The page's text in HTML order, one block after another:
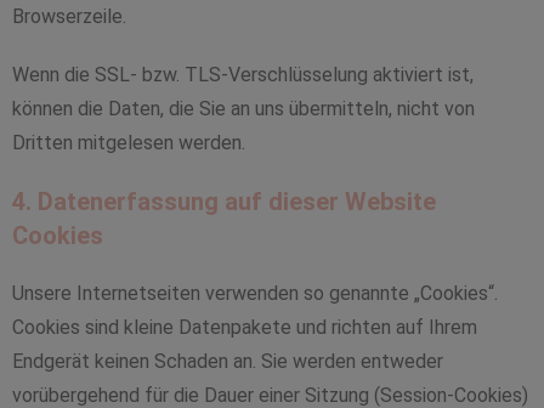
Browserzeile.
Wenn die SSL- bzw. TLS-Verschlüsselung aktiviert ist,
können die Daten, die Sie an uns übermitteln, nicht von
Dritten mitgelesen werden.
4. Datenerfassung auf dieser Website
Cookies
Unsere Internetseiten verwenden so genannte „Cookies“.
Cookies sind kleine Datenpakete und richten auf Ihrem
Endgerät keinen Schaden an. Sie werden entweder
vorübergehend für die Dauer einer Sitzung (Session-Cookies)